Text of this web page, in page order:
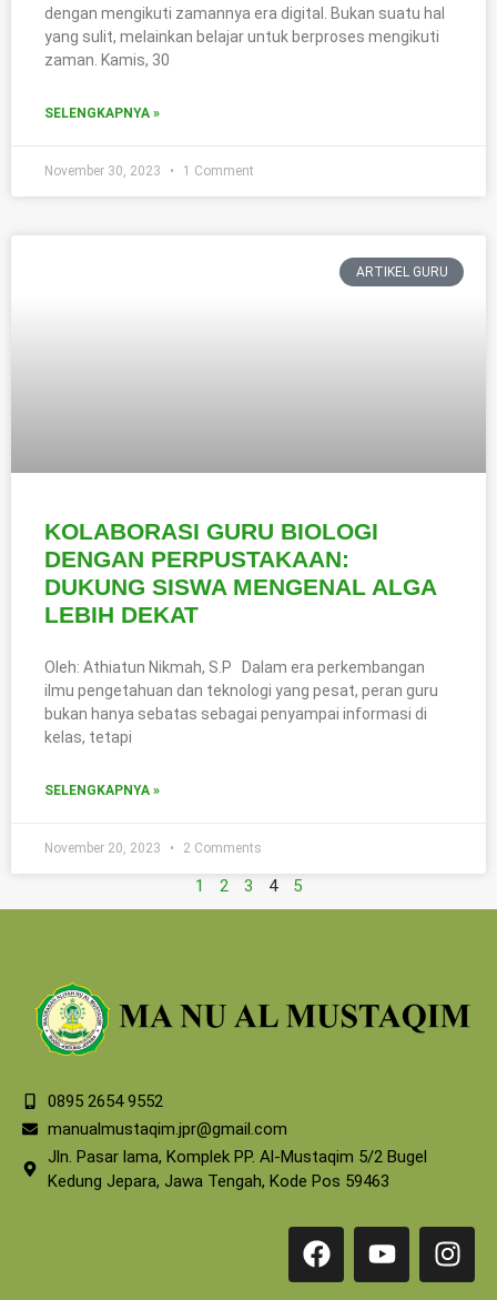
dengan mengikuti zamannya era digital. Bukan suatu hal
yang sulit, melainkan belajar untuk berproses mengikuti
zaman. Kamis, 30
SELENGKAPNYA »
November 30, 2023 1 Comment
ARTIKEL GURU
KOLABORASI GURU BIOLOGI
DENGAN PERPUSTAKAAN:
DUKUNG SISWA MENGENAL ALGA
LEBIH DEKAT
Oleh: Athiatun Nikmah, S.P Dalam era perkembangan
ilmu pengetahuan dan teknologi yang pesat, peran guru
bukan hanya sebatas sebagai penyampai informasi di
kelas, tetapi
SELENGKAPNYA »
November 20, 2023 2 Comments
1 2 3 4 5
0895 2654 9552
manualmustaqim.jpr@gmail.com
Jln. Pasar lama, Komplek PP. Al-Mustaqim 5/2 Bugel
Kedung Jepara, Jawa Tengah, Kode Pos 59463